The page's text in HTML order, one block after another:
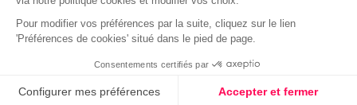
• Mentions légales• Cookies• Politique de confidentialité